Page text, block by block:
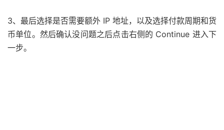
3、最后选择是否需要额外 IP 地址，以及选择付款周期和货
币单位。然后确认没问题之后点击右侧的 Continue 进入下
一步。